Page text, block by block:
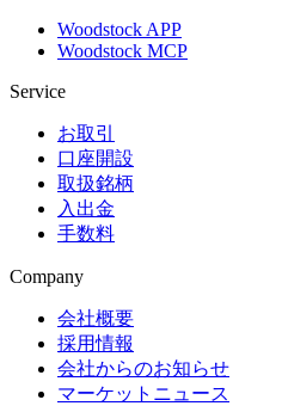
Woodstock APP
Woodstock MCP
Service
お取引
口座開設
取扱銘柄
入出金
手数料
Company
会社概要
採用情報
会社からのお知らせ
マーケットニュース